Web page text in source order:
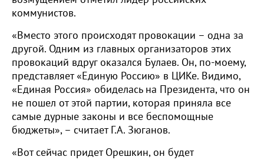
коммунистов.
«Вместо этого происходят провокации – одна за
другой. Одним из главных организаторов этих
провокаций вдруг оказался Булаев. Он, по-моему,
представляет «Единую Россию» в ЦИКе. Видимо,
«Единая Россия» обиделась на Президента, что он
не пошел от этой партии, которая приняла все
самые дурные законы и все беспомощные
бюджеты», – считает Г.А. Зюганов.
«Вот сейчас придет Орешкин, он будет